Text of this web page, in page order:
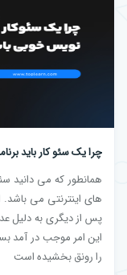
چرا یک سئو کار باید
همانطور که می دانید
های اینترنتی می
پس از دیگری به دلیل
این امر موجب در آمد
را رونق بخشیده است